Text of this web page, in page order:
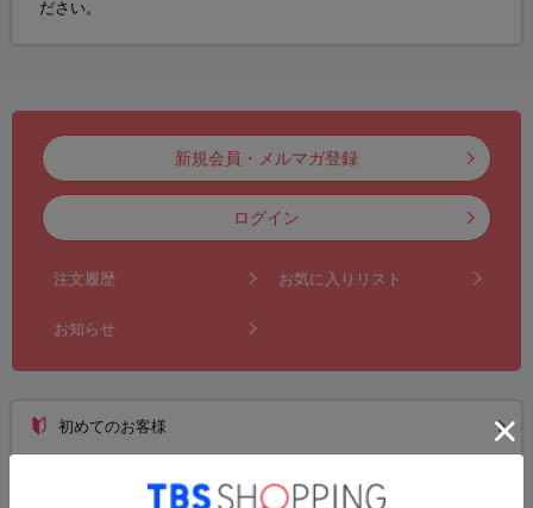
ださい。
新規会員・メルマガ登録
ログイン
注文履歴 お気に入りリスト
お知らせ
初めてのお客様
ご利用ガイド